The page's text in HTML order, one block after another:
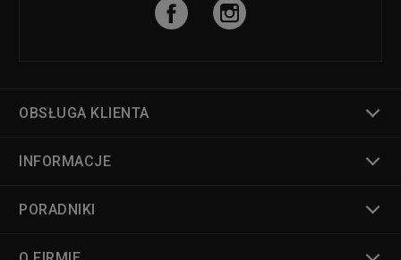
OBSŁUGA KLIENTA
INFORMACJE
PORADNIKI